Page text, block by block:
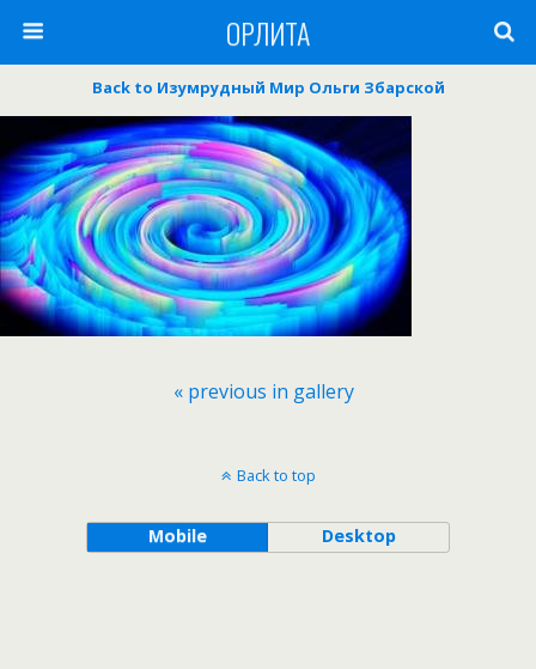
ОРЛИТА
Back to Изумрудный Мир Ольги Збарской
« previous in gallery
Back to top
Mobile Desktop